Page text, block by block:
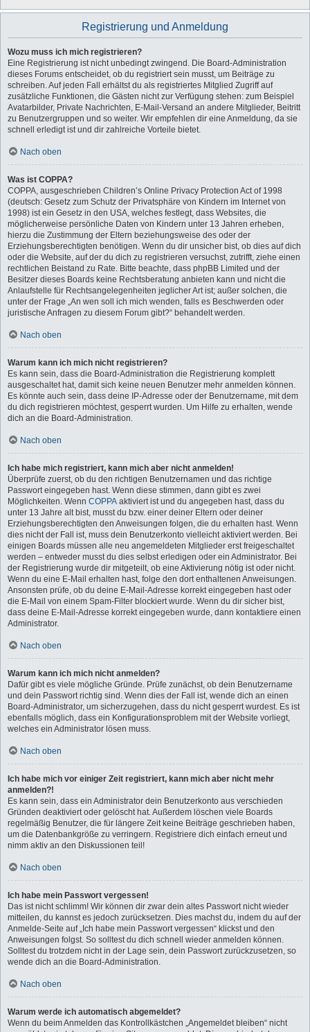
Registrierung und Anmeldung
Wozu muss ich mich registrieren?
Eine Registrierung ist nicht unbedingt zwingend. Die Board-Administration
dieses Forums entscheidet, ob du registriert sein musst, um Beiträge zu
schreiben. Auf jeden Fall erhältst du als registriertes Mitglied Zugriff auf
zusätzliche Funktionen, die Gästen nicht zur Verfügung stehen: zum Beispiel
Avatarbilder, Private Nachrichten, E-Mail-Versand an andere Mitglieder, Beitritt
zu Benutzergruppen und so weiter. Wir empfehlen dir eine Anmeldung, da sie
schnell erledigt ist und dir zahlreiche Vorteile bietet.
Nach oben
Was ist COPPA?
COPPA, ausgeschrieben Children’s Online Privacy Protection Act of 1998
(deutsch: Gesetz zum Schutz der Privatsphäre von Kindern im Internet von
1998) ist ein Gesetz in den USA, welches festlegt, dass Websites, die
möglicherweise persönliche Daten von Kindern unter 13 Jahren erheben,
hierzu die Zustimmung der Eltern beziehungsweise des oder der
Erziehungsberechtigten benötigen. Wenn du dir unsicher bist, ob dies auf dich
oder die Website, auf der du dich zu registrieren versuchst, zutrifft, ziehe einen
rechtlichen Beistand zu Rate. Bitte beachte, dass phpBB Limited und der
Besitzer dieses Boards keine Rechtsberatung anbieten kann und nicht die
Anlaufstelle für Rechtsangelegenheiten jeglicher Art ist; außer solchen, die
unter der Frage „An wen soll ich mich wenden, falls es Beschwerden oder
juristische Anfragen zu diesem Forum gibt?“ behandelt werden.
Nach oben
Warum kann ich mich nicht registrieren?
Es kann sein, dass die Board-Administration die Registrierung komplett
ausgeschaltet hat, damit sich keine neuen Benutzer mehr anmelden können.
Es könnte auch sein, dass deine IP-Adresse oder der Benutzername, mit dem
du dich registrieren möchtest, gesperrt wurden. Um Hilfe zu erhalten, wende
dich an die Board-Administration.
Nach oben
Ich habe mich registriert, kann mich aber nicht anmelden!
Überprüfe zuerst, ob du den richtigen Benutzernamen und das richtige
Passwort eingegeben hast. Wenn diese stimmen, dann gibt es zwei
Möglichkeiten. Wenn COPPA aktiviert ist und du angegeben hast, dass du
unter 13 Jahre alt bist, musst du bzw. einer deiner Eltern oder deiner
Erziehungsberechtigten den Anweisungen folgen, die du erhalten hast. Wenn
dies nicht der Fall ist, muss dein Benutzerkonto vielleicht aktiviert werden. Bei
einigen Boards müssen alle neu angemeldeten Mitglieder erst freigeschaltet
werden – entweder musst du dies selbst erledigen oder ein Administrator. Bei
der Registrierung wurde dir mitgeteilt, ob eine Aktivierung nötig ist oder nicht.
Wenn du eine E-Mail erhalten hast, folge den dort enthaltenen Anweisungen.
Ansonsten prüfe, ob du deine E-Mail-Adresse korrekt eingegeben hast oder
die E-Mail von einem Spam-Filter blockiert wurde. Wenn du dir sicher bist,
dass deine E-Mail-Adresse korrekt eingegeben wurde, dann kontaktiere einen
Administrator.
Nach oben
Warum kann ich mich nicht anmelden?
Dafür gibt es viele mögliche Gründe. Prüfe zunächst, ob dein Benutzername
und dein Passwort richtig sind. Wenn dies der Fall ist, wende dich an einen
Board-Administrator, um sicherzugehen, dass du nicht gesperrt wurdest. Es ist
ebenfalls möglich, dass ein Konfigurationsproblem mit der Website vorliegt,
welches ein Administrator lösen muss.
Nach oben
Ich habe mich vor einiger Zeit registriert, kann mich aber nicht mehr
anmelden?!
Es kann sein, dass ein Administrator dein Benutzerkonto aus verschieden
Gründen deaktiviert oder gelöscht hat. Außerdem löschen viele Boards
regelmäßig Benutzer, die für längere Zeit keine Beiträge geschrieben haben,
um die Datenbankgröße zu verringern. Registriere dich einfach erneut und
nimm aktiv an den Diskussionen teil!
Nach oben
Ich habe mein Passwort vergessen!
Das ist nicht schlimm! Wir können dir zwar dein altes Passwort nicht wieder
mitteilen, du kannst es jedoch zurücksetzen. Dies machst du, indem du auf der
Anmelde-Seite auf „Ich habe mein Passwort vergessen“ klickst und den
Anweisungen folgst. So solltest du dich schnell wieder anmelden können.
Solltest du trotzdem nicht in der Lage sein, dein Passwort zurückzusetzen, so
wende dich an die Board-Administration.
Nach oben
Warum werde ich automatisch abgemeldet?
Wenn du beim Anmelden das Kontrollkästchen „Angemeldet bleiben“ nicht